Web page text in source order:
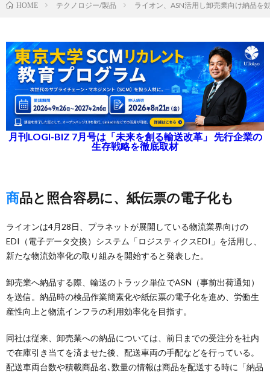
HOME テクノロジー/製品 ライオン、ASN活用し卸売業向け納品を
月刊LOGI-BIZ 7月号は「未来を創る輸送改革」 先行企業の
生存戦略を徹底取材
商品と照合容易に、紙伝票の電子化も
ライオンは4月28日、プラネットが展開している物流業界向けの
EDI（電子データ交換）システム「ロジスティクスEDI」を活用し、
新たな物流効率化の取り組みを開始すると発表した。
卸売業へ納品する際、輸送のトラック単位でASN（事前出荷通知）
を送信。納品時の検品作業簡素化や紙伝票の電子化を進め、労働生
産性向上と物流インフラの利用効率化を目指す。
同社は従来、卸売業への納品については、前日までの受注分を社内
で在庫引き当てを済ませた後、配送車両の手配などを行っている。
配送車両台数や積載商品名､数量の情報は商品を配送する時に「納品